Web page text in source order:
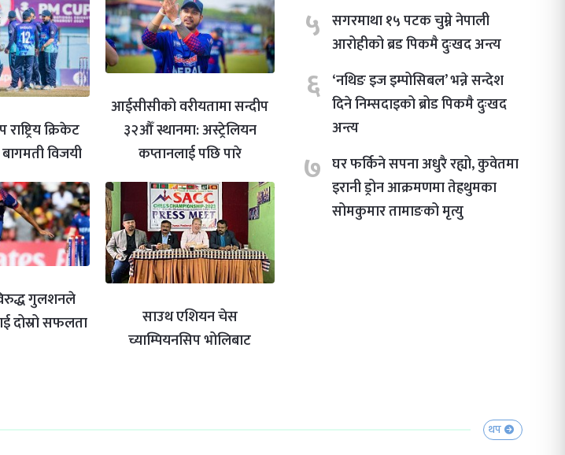
राष्ट्रिय क्रिकेट
बागमती विजयी
आईसीसीको वरीयतामा सन्दीप
३२औँ स्थानमा: अस्ट्रेलियन
कप्तानलाई पछि पारे
गुलशनले
दोस्रो सफलता
साउथ एशियन चेस
च्याम्पियनसिप भोलिबाट
५ सगरमाथा १५ पटक चुम्ने नेपाली
आरोहीको ब्रड पिकमै दुःखद अन्त्य
६ ‘नथिङ इज इम्पोसिबल’ भन्ने सन्देश
दिने निम्सदाइको ब्रोड पिकमै दुःखद
अन्त्य
७ घर फर्किने सपना अधुरै रह्यो, कुवेतमा
इरानी ड्रोन आक्रमणमा तेह्रथुमका
सोमकुमार तामाङको मृत्यु
थप